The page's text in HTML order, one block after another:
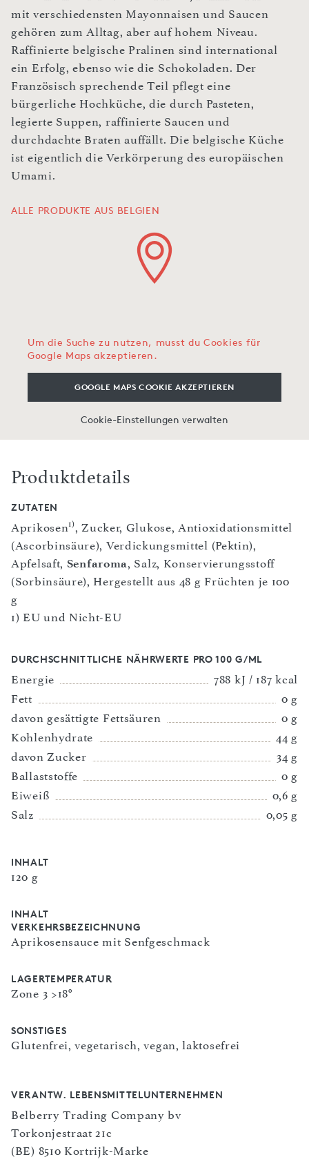
mit verschiedensten Mayonnaisen und Saucen
gehören zum Alltag, aber auf hohem Niveau.
Raffinierte belgische Pralinen sind international
ein Erfolg, ebenso wie die Schokoladen. Der
Französisch sprechende Teil pflegt eine
bürgerliche Hochküche, die durch Pasteten,
legierte Suppen, raffinierte Saucen und
durchdachte Braten auffällt. Die belgische Küche
ist eigentlich die Verkörperung des europäischen
Umami.
ALLE PRODUKTE AUS BELGIEN
Um die Suche zu nutzen, musst du Cookies für
Google Maps akzeptieren.
GOOGLE MAPS COOKIE AKZEPTIEREN
Cookie-Einstellungen verwalten
Produktdetails
ZUTATEN
Aprikosen1), Zucker, Glukose, Antioxidationsmittel
(Ascorbinsäure), Verdickungsmittel (Pektin),
Apfelsaft, Senfaroma, Salz, Konservierungsstoff
(Sorbinsäure), Hergestellt aus 48 g Früchten je 100
g
1) EU und Nicht-EU
DURCHSCHNITTLICHE NÄHRWERTE PRO 100 G/ML
Energie
788 kJ / 187 kcal
Fett
0 g
davon gesättigte Fettsäuren
0 g
Kohlenhydrate
44 g
davon Zucker
34 g
Ballaststoffe
0 g
Eiweiß
0,6 g
Salz
0,05 g
INHALT
120 g
INHALT
VERKEHRSBEZEICHNUNG
Aprikosensauce mit Senfgeschmack
LAGERTEMPERATUR
Zone 3 >18°
SONSTIGES
Glutenfrei, vegetarisch, vegan, laktosefrei
VERANTW. LEBENSMITTELUNTERNEHMEN
Belberry Trading Company bv
Torkonjestraat 21c
(BE) 8510 Kortrijk-Marke